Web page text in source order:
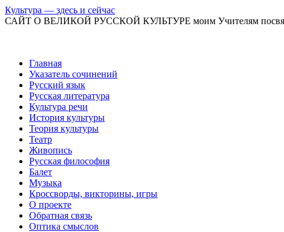
Культура — здесь и сейчас
САЙТ О ВЕЛИКОЙ РУССКОЙ КУЛЬТУРЕ моим Учителям
Перейти
содержимому
Главная
Указатель сочинений
Русский язык
Русская литература
Культура речи
История культуры
Теория культуры
Театр
Живопись
Русская философия
Балет
Музыка
Кроссворды, викторины, игры
О проекте
Обратная связь
Оптика смыслов